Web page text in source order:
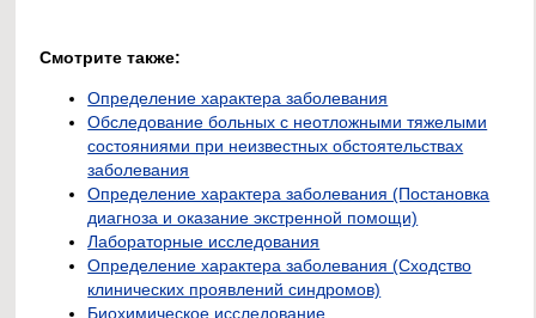
Смотрите также:
Определение характера заболевания
Обследование больных с неотложными тяжелыми
состояниями при неизвестных обстоятельствах
заболевания
Определение характера заболевания (Постановка
диагноза и оказание экстренной помощи)
Лабораторные исследования
Определение характера заболевания (Сходство
клинических проявлений синдромов)
Биохимическое исследование